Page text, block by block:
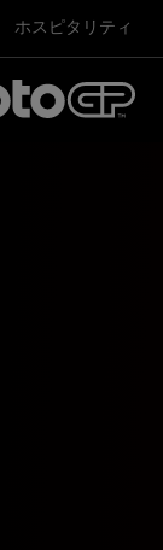
ホスピタリティ